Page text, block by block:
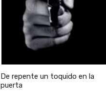
De repente un toquido en la
puerta